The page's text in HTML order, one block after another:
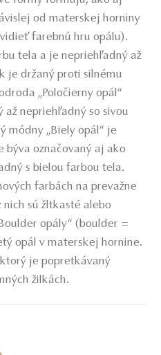
od materskej horniny
farebnú hru opálu).
tela a je nepriehľadný až
je držaný proti silnému
„Poločierny opál“
až nepriehľadný so sivou
módny „Biely opál“ je
označovaný aj ako
s bielou farbou tela.
farbách na prevažne
sú žltkasté alebo
opály“ (boulder =
opál v materskej hornine.
je popretkávaný
žilkách.